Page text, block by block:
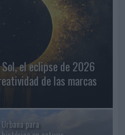
el eclipse de 2026
de las marcas
para